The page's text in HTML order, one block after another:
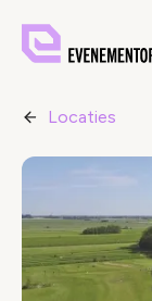
Locaties